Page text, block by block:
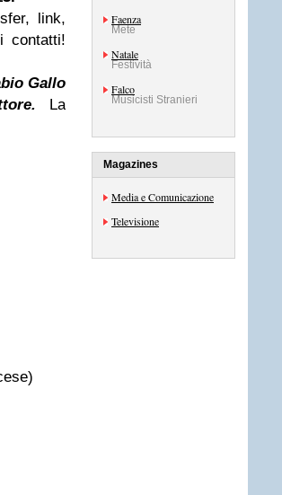
link,
contatti!
Gallo
La
Faenza
Mete
Natale
Festività
Falco
Musicisti Stranieri
Magazines
Media e Comunicazione
Televisione